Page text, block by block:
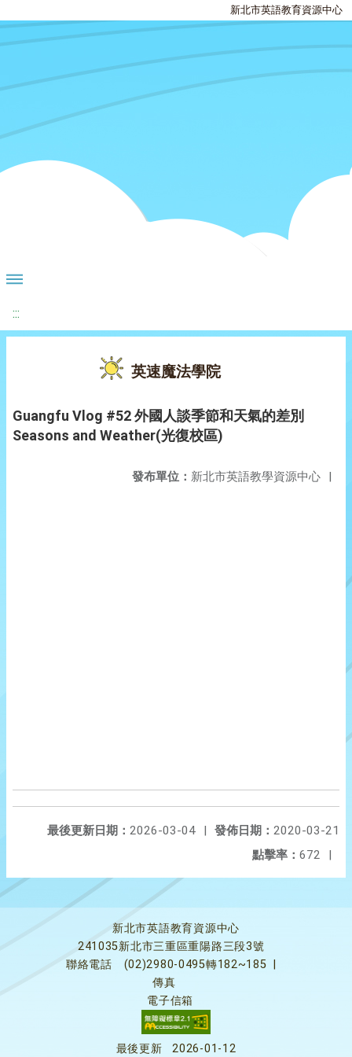
新北市英語教育資源中心
:::
英速魔法學院
Guangfu Vlog #52 外國人談季節和天氣的差別
Seasons and Weather(光復校區)
發布單位： 新北市英語教學資源中心 |
發佈日期： 2020-03-21
最後更新日期： 2026-03-04
|
點擊率： 672 |
新北市英語教育資源中心
241035新北市三重區重陽路三段3號
聯絡電話
(02)2980-0495轉182~185
傳真
電子信箱
最後更新 2026-01-12